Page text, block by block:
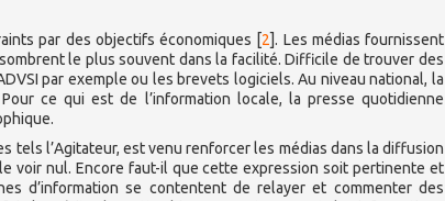
par des objectifs économiques [2]. Les médias fournissent
le plus souvent dans la facilité. Difficile de trouver des
par exemple ou les brevets logiciels. Au niveau national, la
ce qui est de l’information locale, la presse quotidienne
tels l’Agitateur, est venu renforcer les médias dans la diffusion
voir nul. Encore faut-il que cette expression soit pertinente et
d’information se contentent de relayer et commenter des